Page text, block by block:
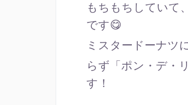
もちもちしていて
です😋
ミスタードーナツ
らず「ポン・デ・
す！